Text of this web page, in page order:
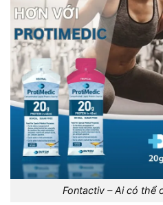
Fontactiv – Ai có thể